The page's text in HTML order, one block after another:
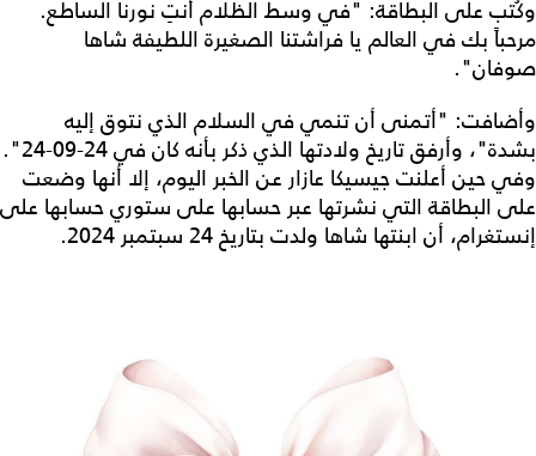
وكُتب على البطاقة: "في وسط الظلام أنتِ نورنا الساطع.
مرحباً بك في العالم يا فراشتنا الصغيرة اللطيفة شاها
صوفان".
وأضافت: "أتمنى أن تنمي في السلام الذي نتوق إليه
بشدة"، وأرفق تاريخ ولادتها الذي ذكر بأنه كان في 24-09-24".
وفي حين أعلنت جيسيكا عازار عن الخبر اليوم، إلا أنها وضعت
على البطاقة التي نشرتها عبر حسابها على ستوري حسابها على
إنستغرام، أن ابنتها شاها ولدت بتاريخ 24 سبتمبر 2024.